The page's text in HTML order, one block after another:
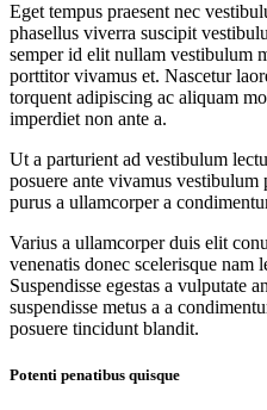
Eget tempus praesent nec
phasellus viverra suscipit
semper id elit nullam vestibulum
porttitor vivamus et. Nascetur
torquent adipiscing ac aliquam
imperdiet non ante a.
Ut a parturient ad vestibulum
posuere ante vivamus
purus a ullamcorper a
Varius a ullamcorper duis elit
venenatis donec scelerisque nam
Suspendisse egestas a vulputate
suspendisse metus a a
posuere tincidunt blandit.
Potenti penatibus quisque